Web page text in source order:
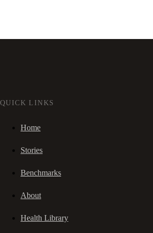
QUICK LINKS
Home
Stories
Benchmarks
About
Health Library